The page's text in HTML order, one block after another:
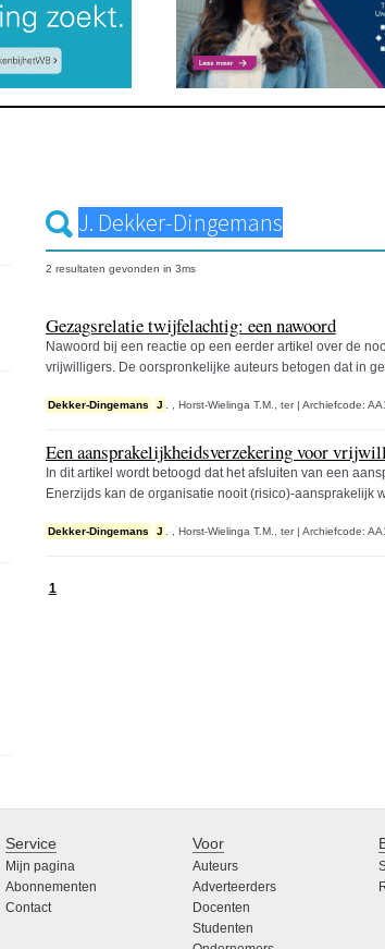
2 resultaten gevonden in 3ms
Gezagsrelatie twijfelachtig: een nawoord
Nawoord bij een reactie op een eerder artikel over de
vrijwilligers. De oorspronkelijke auteurs betogen dat in
Dekker-Dingemans J Horst-Wielinga T.M., ter | Archiefcode:
Een aansprakelijkheidsverzekering voor
In dit artikel wordt betoogd dat het afsluiten van een
Enerzijds kan de organisatie nooit (risico)-aansprakelijk
Dekker-Dingemans J Horst-Wielinga T.M., ter | Archiefcode:
1
Service
Mijn pagina
Abonnementen
Contact
Voor
Auteurs
Adverteerders
Docenten
Studenten